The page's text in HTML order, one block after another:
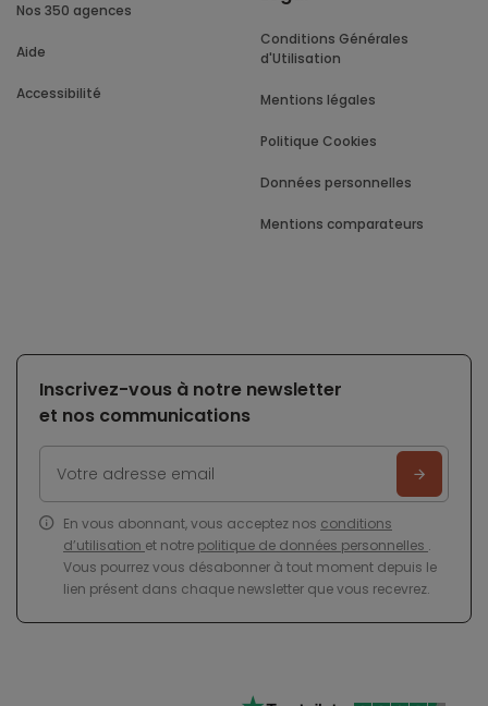
Nos 350 agences
Aide
Accessibilité
Conditions Générales
d'Utilisation
Mentions légales
Politique Cookies
Données personnelles
Mentions comparateurs
Inscrivez-vous à notre newsletter
et nos communications
En vous abonnant, vous acceptez nos conditions
d’utilisation et notre politique de données personnelles .
Vous pourrez vous désabonner à tout moment depuis le
lien présent dans chaque newsletter que vous recevrez.